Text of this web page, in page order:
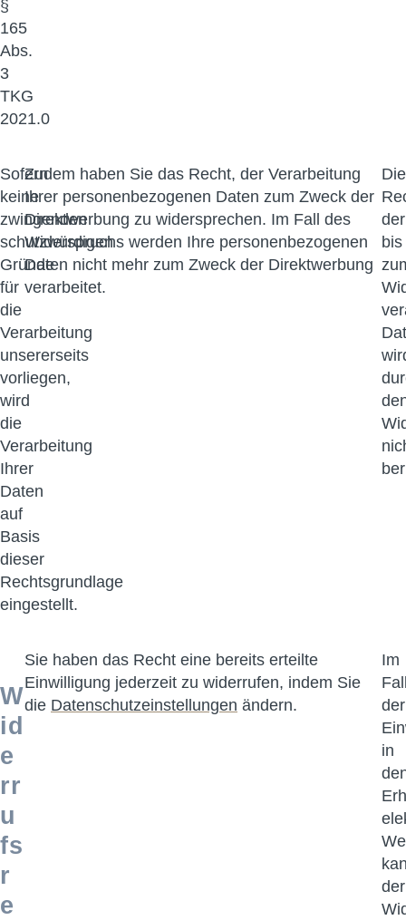
§
165
Abs.
3
TKG
2021.0
Sofern
keine
zwingenden
schutzwürdigen
Gründe
für
die
Verarbeitung
unsererseits
vorliegen,
wird
die
Verarbeitung
Ihrer
Daten
auf
Basis
dieser
Rechtsgrundlage
eingestellt.
Zudem haben Sie das Recht, der Verarbeitung
Ihrer personenbezogenen Daten zum Zweck der
Direktwerbung zu widersprechen. Im Fall des
Widerspruchs werden Ihre personenbezogenen
Daten nicht mehr zum Zweck der Direktwerbung
verarbeitet.
Die
der
bis
W
id
e
rr
u
fs
r
e
Sie haben das Recht eine bereits erteilte
Einwilligung jederzeit zu widerrufen, indem Sie
die Datenschutzeinstellungen ändern.
Im
der
in
der